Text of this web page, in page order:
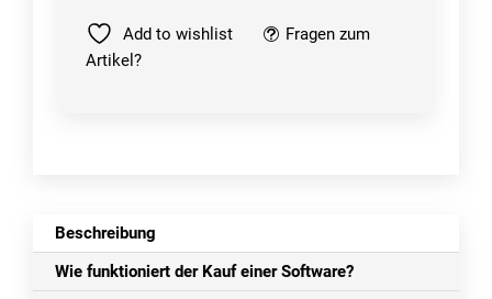
Add to wishlist
Fragen zum
Artikel?
Beschreibung
Wie funktioniert der Kauf einer Software?